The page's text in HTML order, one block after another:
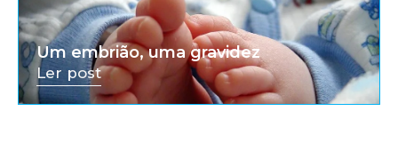
Um embrião, uma gravidez
Ler post